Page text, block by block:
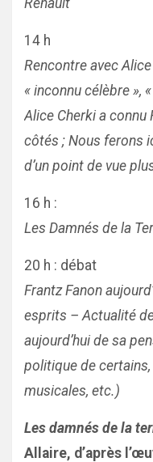
Renault
14 h
Rencontre avec
« inconnu célèbre »,
Alice Cherki a connu
côtés ; Nous ferons
d’un point de vue
16 h :
Les Damnés de la
20 h : débat
Frantz Fanon
esprits – Actualité
aujourd’hui de sa
politique de
musicales, etc.)
Les damnés de la
Allaire, d’après